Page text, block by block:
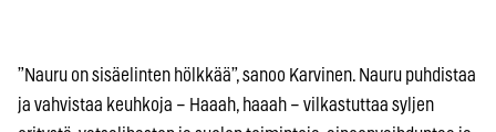
”Nauru on sisäelinten hölkkää”, sanoo Karvinen. Nauru puhdistaa
ja vahvistaa keuhkoja – Haaah, haaah – vilkastuttaa syljen